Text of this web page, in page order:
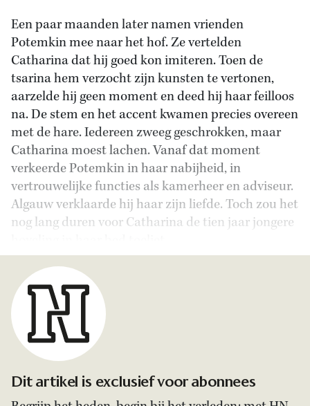
Een paar maanden later namen vrienden
Potemkin mee naar het hof. Ze vertelden
Catharina dat hij goed kon imiteren. Toen de
tsarina hem verzocht zijn kunsten te vertonen,
aarzelde hij geen moment en deed hij haar feilloos
na. De stem en het accent kwamen precies overeen
met de hare. Iedereen zweeg geschrokken, maar
Catharina moest lachen. Vanaf dat moment
verkeerde Potemkin in haar nabijheid, in
vertrouwelijke functies als kamerheer en adviseur.
Algauw verklaarde hij haar zijn liefde. Toch zou het
nog lang duren voor Catharina de tien jaar jongere
Dit artikel is exclusief voor abonnees